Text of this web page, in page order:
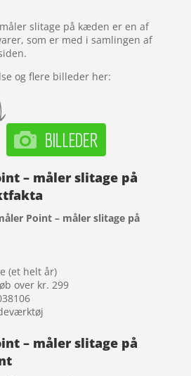
slitage på kæden er en af
som er med i samlingen af
og flere billeder her:
– måler slitage på
Point – måler slitage på
(et helt år)
over kr. 299
– måler slitage på